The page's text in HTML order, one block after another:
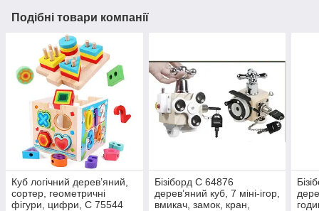
Подібні товари компанії
Куб логічний дерев’яний,
сортер, геометричні
фігури, цифри, C 75544
Бізіборд C 64876
дерев’яний куб, 7 міні-ігор,
вмикач, замок, кран,